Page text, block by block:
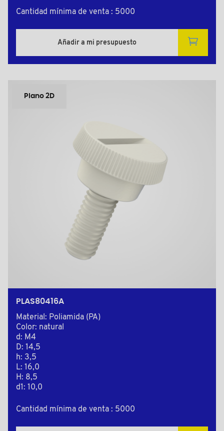
Cantidad mínima de venta : 5000
Añadir a mi presupuesto
Plano 2D
PLAS80416A
Material: Poliamida (PA)
Color: natural
d: M4
D: 14,5
h: 3,5
L: 16,0
H: 8,5
d1: 10,0
Cantidad mínima de venta : 5000